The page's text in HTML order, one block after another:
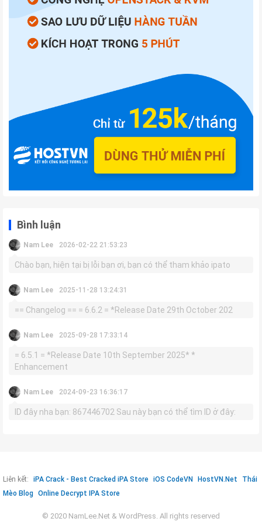
Bình luận
Nam Lee 2026-02-22 21:53:23
Chào bạn, hiện tại bị lỗi bạn ơi, bạn có thể tham khảo ipato
Nam Lee 2025-11-28 13:24:31
== Changelog == = 6.6.2 = *Release Date 29th October 202
Nam Lee 2025-09-28 17:33:14
= 6.5.1 = *Release Date 10th September 2025* *
Enhancement
Nam Lee 2024-09-23 16:36:17
ID đây nha bạn: 867446702 Sau này bạn có thể tìm ID ở đây:
Liên kết: iPA Crack - Best Cracked iPA Store iOS CodeVN HostVN.Net
Thái
Mèo Blog Online Decrypt IPA Store
© 2020 NamLee.Net & WordPress. All rights reserved